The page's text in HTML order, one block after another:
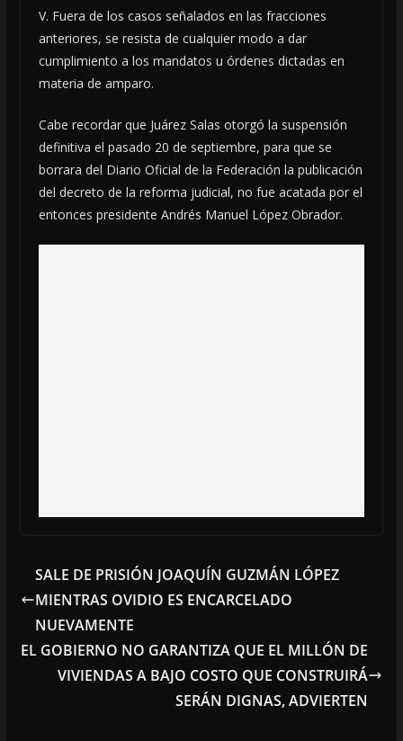
V. Fuera de los casos señalados en las fracciones
anteriores, se resista de cualquier modo a dar
cumplimiento a los mandatos u órdenes dictadas en
materia de amparo.
Cabe recordar que Juárez Salas otorgó la suspensión
definitiva el pasado 20 de septiembre, para que se
borrara del Diario Oficial de la Federación la publicación
del decreto de la reforma judicial, no fue acatada por el
entonces presidente Andrés Manuel López Obrador.
SALE DE PRISIÓN JOAQUÍN GUZMÁN LÓPEZ
MIENTRAS OVIDIO ES ENCARCELADO
NUEVAMENTE
EL GOBIERNO NO GARANTIZA QUE EL MILLÓN DE
VIVIENDAS A BAJO COSTO QUE CONSTRUIRÁ
SERÁN DIGNAS, ADVIERTEN